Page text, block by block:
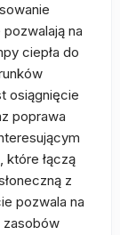
na
ciepła do
osiągnięcie
poprawa
które łączą
z
pozwala na